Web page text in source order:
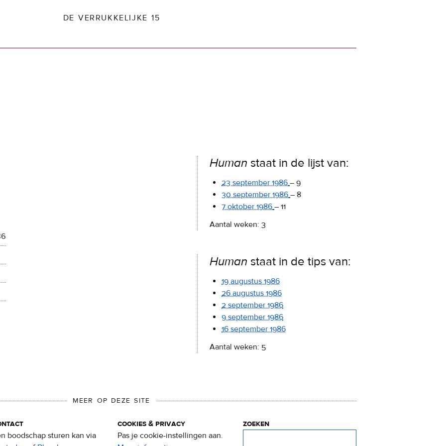
DE VERRUKKELIJKE 15
Human staat in de lijst van:
23 september 1986 – 9
30 september 1986 – 8
7 oktober 1986 – 11
Aantal weken: 3
Human staat in de tips van:
19 augustus 1986
26 augustus 1986
2 september 1986
9 september 1986
16 september 1986
Aantal weken: 5
MEER OP DEZE SITE
boodschap sturen kan via
cookies & privacy
Pas je cookie-instellingen aan.
zoeken